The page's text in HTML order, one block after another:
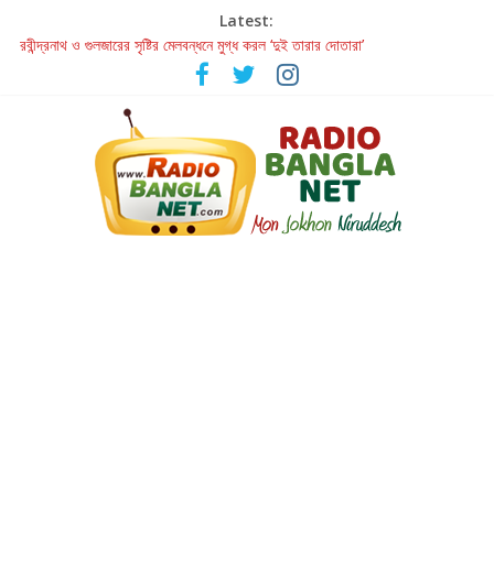
Latest:
রবীন্দ্রনাথ ও গুলজারের সৃষ্টির মেলবন্ধনে মুগ্ধ করল ‘দুই তারার দোতারা’
কলের গান থেকে রীলস্ — বাঙালির গান শোনার বিবর্তনের গল্প
জগন্নাথমঙ্গলম্ — বাংলায় প্রথমবার মঞ্চে এবার রথযাত্রার উদযাপন
Retribution: A Thought-Provoking Short Film That Challenges
Our Understanding of Justice
হাওয়া বদলের টলিউডে ‘তুমি এলে তাই’